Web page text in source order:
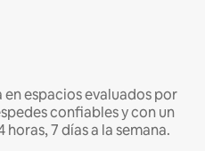
espacios evaluados por
confiables y con un
7 días a la semana.